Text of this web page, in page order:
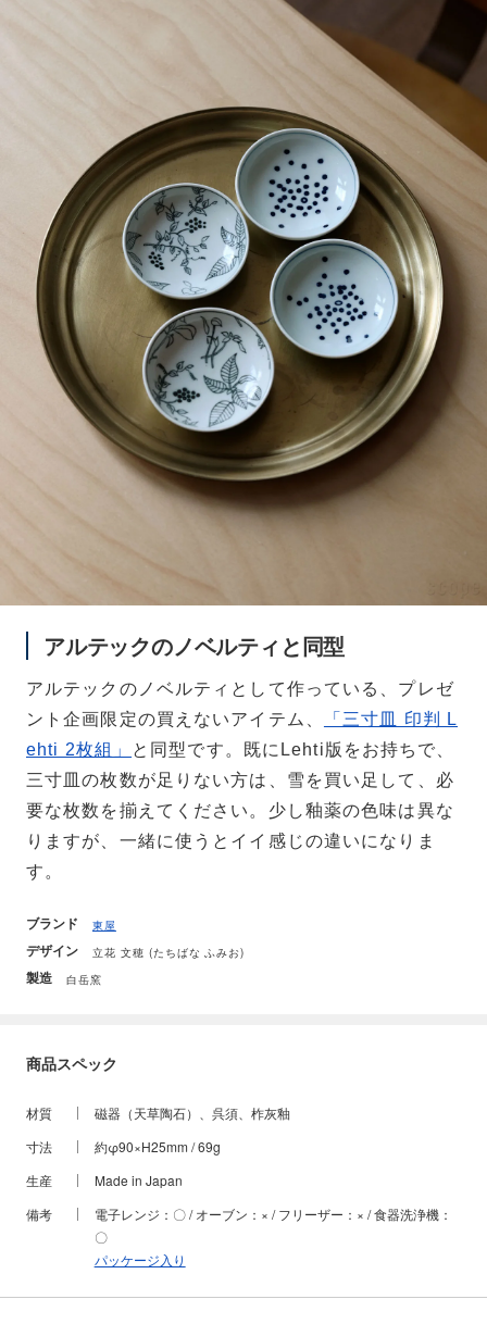
アルテックのノベルティと同型
アルテックのノベルティとして作っている、プレゼ
ント企画限定の買えないアイテム、
「三寸皿 印判 L
ehti 2枚組」
と同型です。既にLehti版をお持ちで、
三寸皿の枚数が足りない方は、雪を買い足して、必
要な枚数を揃えてください。少し釉薬の色味は異な
りますが、一緒に使うとイイ感じの違いになりま
す。
ブランド 東屋
デザイン 立花 文穂 (たちばな ふみお)
製造 白岳窯
商品スペック
材質
磁器（天草陶石）、呉須、柞灰釉
寸法
約φ90×H25mm / 69g
生産
Made in Japan
備考
電子レンジ：〇 / オーブン：× / フリーザー：× / 食器洗浄機：
〇
パッケージ入り